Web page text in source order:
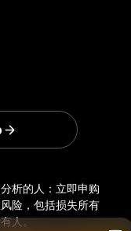
析的人：立即申购
险，包括损失所有
人。